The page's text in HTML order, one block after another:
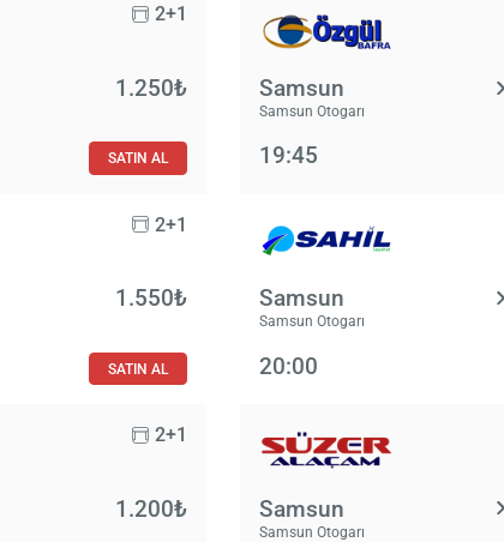
2+1
1.250₺
SATIN AL
Samsun
Samsun Otogarı
19:45
2+1
1.550₺
SATIN AL
Samsun
Samsun Otogarı
20:00
2+1
1.200₺ Samsun
Samsun Otogarı